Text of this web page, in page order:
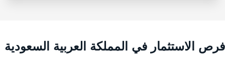
الاستثمار في المملكة العربية السعودية